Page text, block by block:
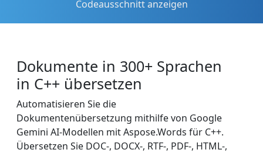
Codeausschnitt anzeigen
Dokumente in 300+ Sprachen
in C++ übersetzen
Automatisieren Sie die
Dokumentenübersetzung mithilfe von Google
Gemini AI-Modellen mit Aspose.Words für C++.
Übersetzen Sie DOC-, DOCX-, RTF-, PDF-, HTML-,